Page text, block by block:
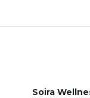
Soira